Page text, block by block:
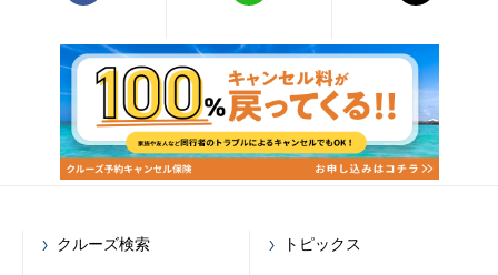
クルーズ検索 トピックス